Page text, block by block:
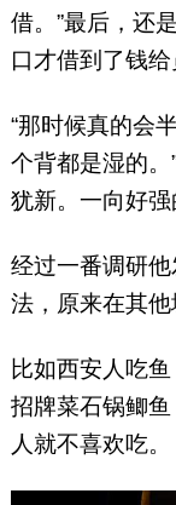
借。”最后，还
口才借到了钱给
“那时候真的会
个背都是湿的。
犹新。一向好强
经过一番调研
法，原来在其他
比如西安人吃
招牌菜石锅鲫
人就不喜欢吃。